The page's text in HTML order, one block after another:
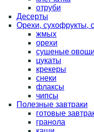
отруби
Десерты
Орехи, сухофрукты,
жмых
орехи
сушеные
цукаты
крекеры
снеки
флаксы
чипсы
Полезные завтраки
готовые
гранола